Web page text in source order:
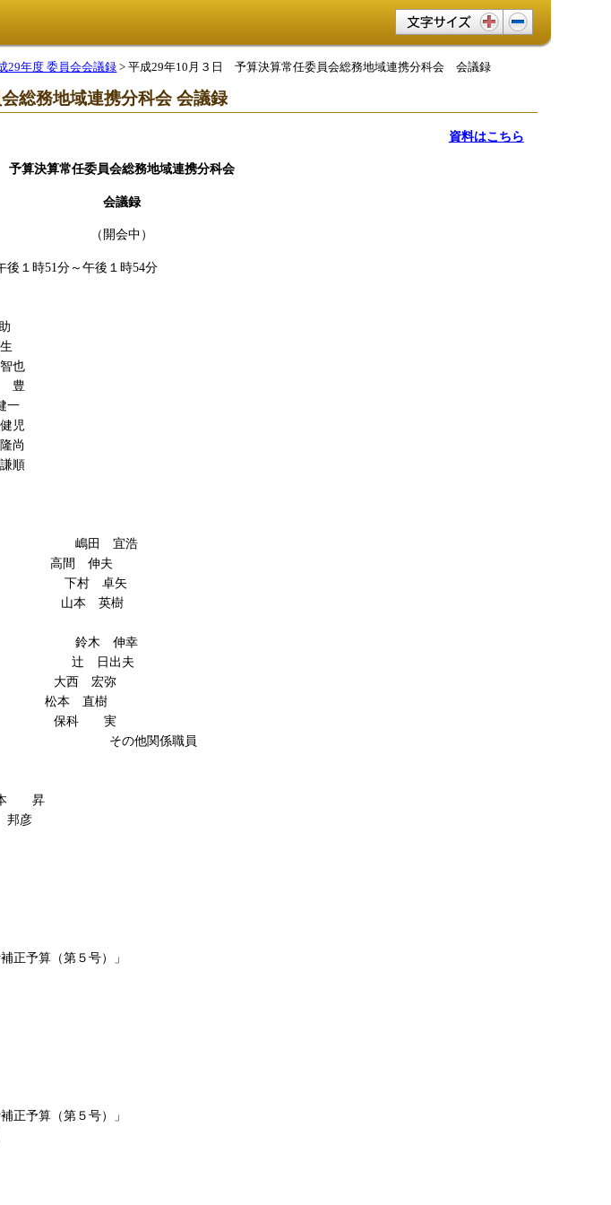
文字サイズ変更
29年度 委員会会議録 > 平成29年10月３日 予算決算常任委員会総務地域連携分科会 会議録
総務地域連携分科会 会議録
資料はこちら
予算決算常任委員会総務地域連携分科会
会議録
（開会中）
時51分～午後１時54分
宜浩
高間 伸夫
卓矢
英樹
伸幸
出夫
西 宏弥
本 直樹
科 実
職員
昇
彦
正予算（第５号）」
正予算（第５号）」